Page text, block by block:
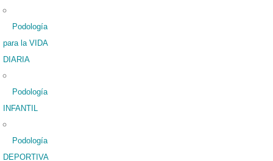
Podología
para la VIDA
DIARIA
Podología
INFANTIL
Podología
DEPORTIVA